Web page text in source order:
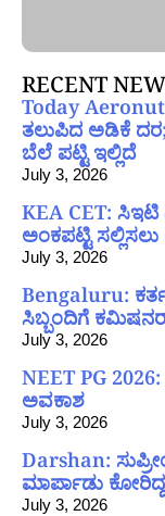
RECENT
Today Aeronut
ತಲುಪಿದ ಅಡಿಕೆ
ಬೆಲೆ ಪಟ್ಟಿ ಇಲ್ಲಿದೆ
July 3, 2026
KEA CET:
ಅಂಕಪಟ್ಟಿ
July 3, 2026
Bengaluru:
ಸಿಬ್ಬಂದಿಗೆ
July 3, 2026
NEET PG 2026:
ಅವಕಾಶ
July 3, 2026
Darshan:
ಮಾರ್ಪಾಡು
July 3, 2026